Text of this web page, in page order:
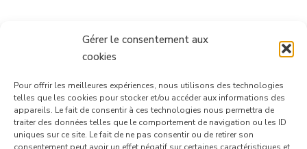
Gérer le consentement aux
cookies
Pour offrir les meilleures expériences, nous utilisons des technologies
telles que les cookies pour stocker et/ou accéder aux informations des
appareils. Le fait de consentir à ces technologies nous permettra de
traiter des données telles que le comportement de navigation ou les ID
uniques sur ce site. Le fait de ne pas consentir ou de retirer son